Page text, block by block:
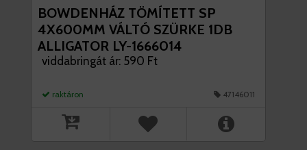
BOWDENHÁZ TÖMÍTETT SP
4X600MM VÁLTÓ SZÜRKE 1DB
ALLIGATOR LY-1666014
viddabringát ár: 590 Ft
raktáron 47146011